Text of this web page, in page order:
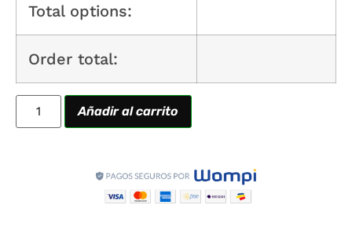
Total options:
Order total:
Añadir al carrito